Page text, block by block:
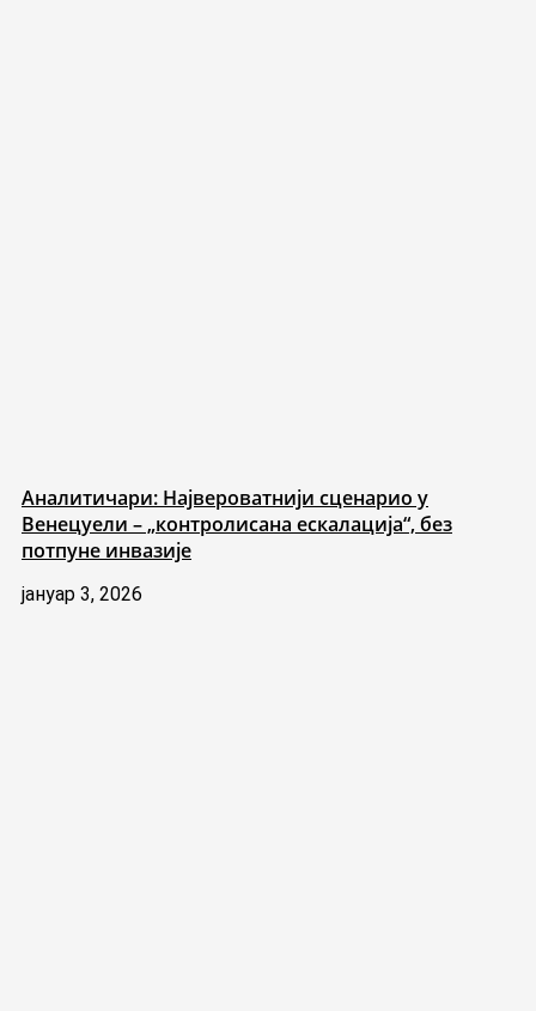
Аналитичари: Највероватнији сценарио у
Венецуели – „контролисана ескалација“, без
потпуне инвазије
јануар 3, 2026